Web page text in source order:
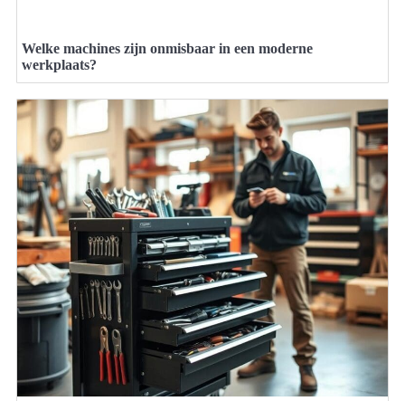
Welke machines zijn onmisbaar in een moderne
werkplaats?